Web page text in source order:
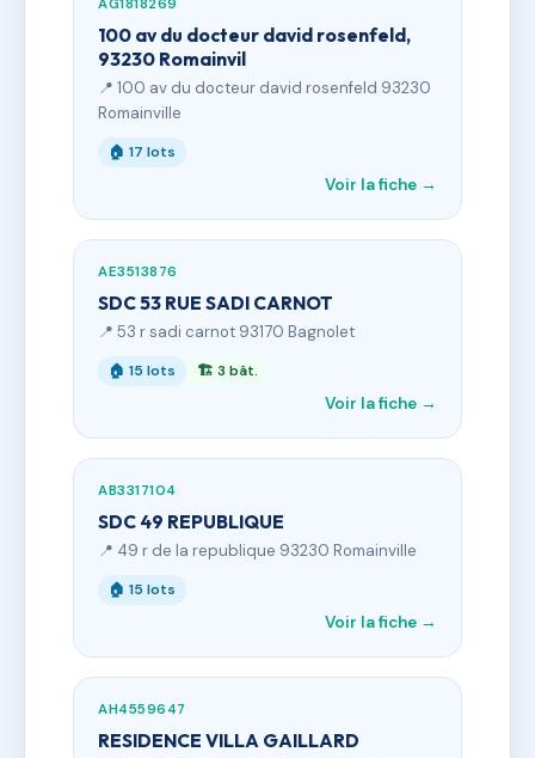
AG1818269
100 av du docteur david rosenfeld,
93230 Romainvil
📍 100 av du docteur david rosenfeld 93230
Romainville
🏠 17 lots
Voir la fiche →
AE3513876
SDC 53 RUE SADI CARNOT
📍 53 r sadi carnot 93170 Bagnolet
🏠 15 lots 🏗 3 bât.
Voir la fiche →
AB3317104
SDC 49 REPUBLIQUE
📍 49 r de la republique 93230 Romainville
🏠 15 lots
Voir la fiche →
AH4559647
RESIDENCE VILLA GAILLARD